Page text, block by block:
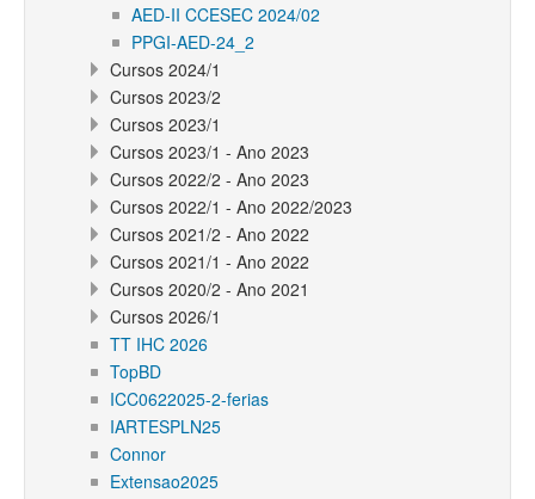
AED-II CCESEC 2024/02
PPGI-AED-24_2
Cursos 2024/1
Cursos 2023/2
Cursos 2023/1
Cursos 2023/1 - Ano 2023
Cursos 2022/2 - Ano 2023
Cursos 2022/1 - Ano 2022/2023
Cursos 2021/2 - Ano 2022
Cursos 2021/1 - Ano 2022
Cursos 2020/2 - Ano 2021
Cursos 2026/1
TT IHC 2026
TopBD
ICC0622025-2-ferias
IARTESPLN25
Connor
Extensao2025